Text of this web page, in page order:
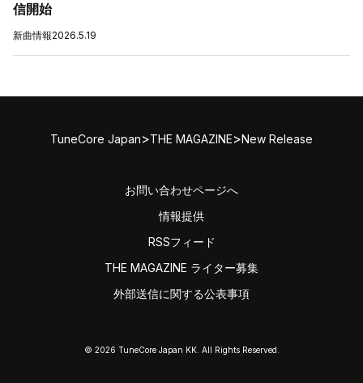
信開始
新曲情報2026.5.19
TuneCore Japan>THE MAGAZINE>New Release
お問い合わせページへ
情報提供
RSSフィード
THE MAGAZINE ライター募集
外部送信に関する公表事項
© 2026 TuneCore Japan KK. All Rights Reserved.